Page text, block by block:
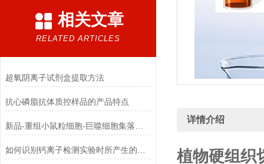
相关文章
RELATED ARTICLES
超氧阴离子试剂盒提取方法
抗心磷脂抗体质控样品的产品特点
详情介绍
植物硬组织